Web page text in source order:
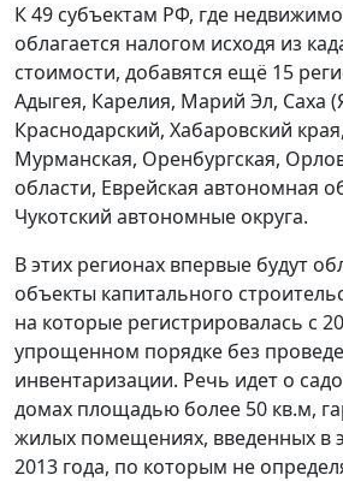
К 49 субъектам РФ, где
облагается налогом исходя из
стоимости, добавятся ещё 15
Адыгея, Карелия, Марий Эл, Саха
Краснодарский, Хабаровский
Мурманская, Оренбургская,
области, Еврейская автономная
Чукотский автономные округа.
В этих регионах впервые будут
объекты капитального
на которые регистрировалась с
упрощенном порядке без
инвентаризации. Речь идет о
домах площадью более 50 кв.м,
жилых помещениях, введенных в
2013 года, по которым не